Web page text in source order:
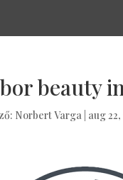
beauty
Norbert Varga aug 22,